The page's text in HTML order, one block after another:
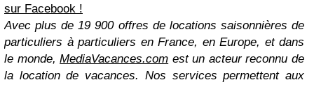
sur Facebook !
Avec plus de 19 900 offres de locations saisonnières de
particuliers à particuliers en France, en Europe, et dans
le monde,MediaVacances.com est un acteur reconnu de
la location de vacances. Nos services permettent aux